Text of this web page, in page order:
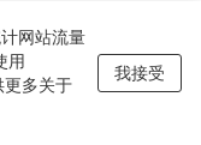
网站流量
用
更多关于
我接受